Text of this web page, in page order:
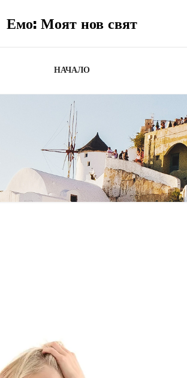
Емо: Моят нов свят
НАЧАЛО